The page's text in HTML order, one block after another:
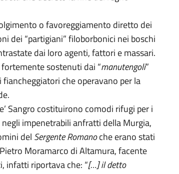
o favoreggiamento diretto dei
dei “partigiani” filoborbonici nei boschi
dai loro agenti, fattori e massari.
sostenuti dai “manutengoli”
che operavano per la
Sangro costituirono comodi rifugi per i
impenetrabili anfratti della Murgia,
del Sergente Romanoche erano stati
Moramarco di Altamura, facente
infatti riportava che: “[…] il detto